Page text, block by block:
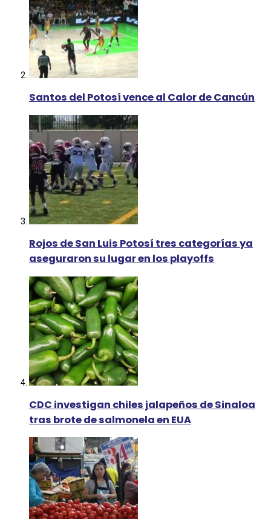
Santos del Potosí vence al Calor de Cancún
Rojos de San Luis Potosí tres categorías ya
aseguraron su lugar en los playoffs
CDC investigan chiles jalapeños de Sinaloa
tras brote de salmonela en EUA